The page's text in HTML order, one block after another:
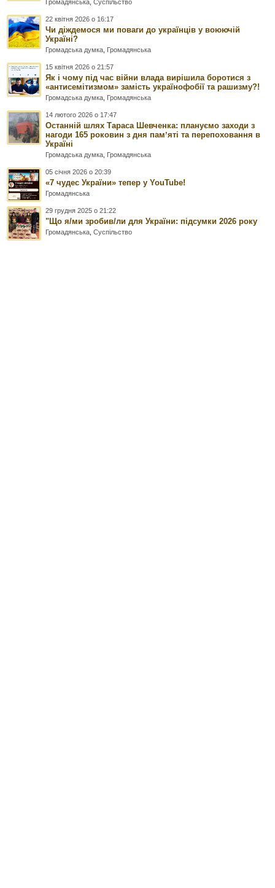
Громадянська ,Суспільство
22 квітня 2026 о 16:17
Чи діждемося ми поваги до українців у воюючій
Україні?
Громадська думка Громадянська
15 квітня 2026 о 21:57
Як і чому під час війни влада вирішила боротися з
«антисемітизмом» замість українофобії та рашизму?!
Громадська думка Громадянська
14 лютого 2026 о 17:47
Останній шлях Тараса Шевченка: плануємо заходи з
нагоди 165 роковин з дня памʼяті та перепоховання в
Україні
Громадська думка Громадянська
05 січня 2026 о 20:39
«7 чудес України» тепер у YouTube!
Громадянська
29 грудня 2025 о 21:22
"Що я/ми зробив/ли для України: підсумки 2026 року
Громадянська ,Суспільство